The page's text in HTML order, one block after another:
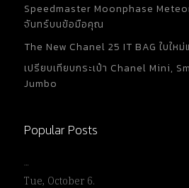
Speedmaster Moonphase
จันทร์บนข้อมือคุณ
The New Chanel 25 IT BAG ใบให
เปรียบเทียบกระเป๋า Chanel Mini,
Jumbo
Popular Posts
…
Tue, October 6.